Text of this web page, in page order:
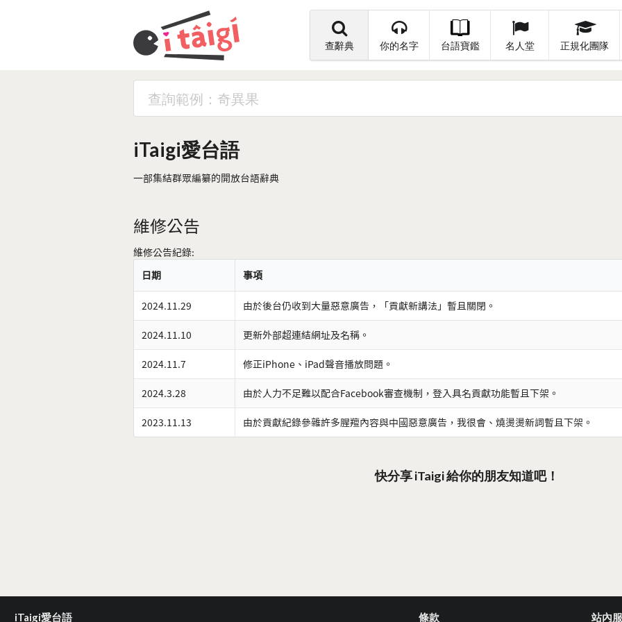
查辭典 你的名字 台語寶鑑 名人堂 正規化團隊
iTaigi愛台語
一部集結群眾編纂的開放台語辭典
維修公告
維修公告紀錄:
日期
事項
2024.11.29 由於後台仍收到大量惡意廣告，「貢獻新講法」暫且關閉。
2024.11.10 更新外部超連結網址及名稱。
2024.11.7 修正iPhone、iPad聲音播放問題。
2024.3.28 由於人力不足難以配合Facebook審查機制，登入具名貢獻功能暫且下架。
2023.11.13 由於貢獻紀錄參雜許多腥羶內容與中國惡意廣告，我很會、燒燙燙新詞暫且下架。
快分享 iTaigi 給你的朋友知道吧！
iTaigi愛台語 條款 站內